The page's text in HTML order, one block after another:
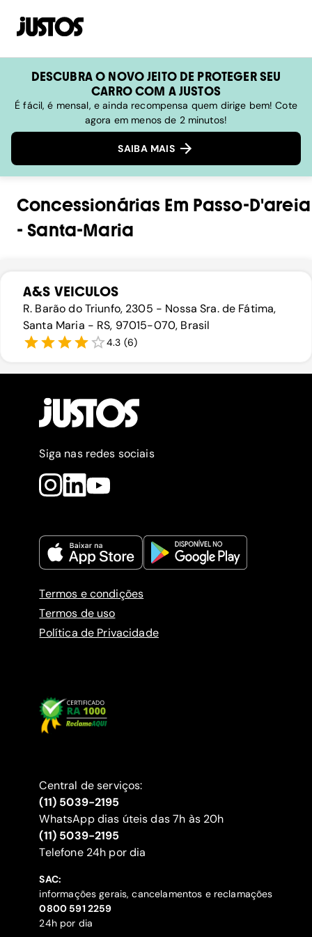
DESCUBRA O NOVO JEITO DE PROTEGER SEU
CARRO COM A JUSTOS
É fácil, é mensal, e ainda recompensa quem dirige bem! Cote
agora em menos de 2 minutos!
SAIBA MAIS
Concessionárias Em Passo-D'areia
- Santa-Maria
A&S VEICULOS
R. Barão do Triunfo, 2305 - Nossa Sra. de Fátima,
Santa Maria - RS, 97015-070, Brasil
4.3 (6)
Siga nas redes sociais
Termos e condições
Termos de uso
Política de Privacidade
Central de serviços:
(11) 5039-2195
WhatsApp dias úteis das 7h às 20h
(11) 5039-2195
‍Telefone 24h por dia
SAC:
informações gerais, cancelamentos e reclamações
‍0800 591 2259
24h por dia